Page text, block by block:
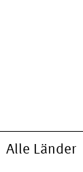
Alle Länder